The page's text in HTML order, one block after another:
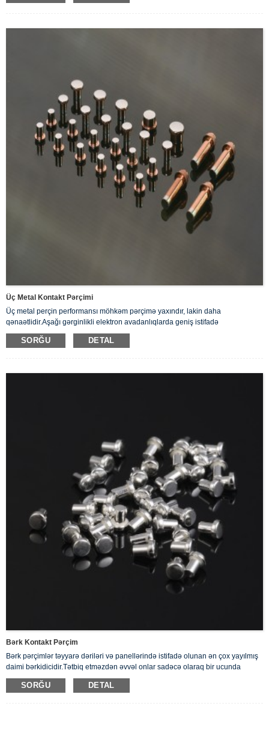
Üç Metal Kontakt Pərçimi
Üç metal perçin performansı möhkəm pərçimə yaxındır, lakin daha
qənaətlidir.Aşağı gərginlikli elektron avadanlıqlarda geniş istifadə
olunur.Məsələn, açarlar, rölelər, kontaktorlar, nəzarətçilər və s.
SORĞU DETAL
Bərk Kontakt Pərçim
Bərk pərçimlər təyyarə dəriləri və panellərində istifadə olunan ən çox yayılmış
daimi bərkidicidir.Tətbiq etməzdən əvvəl onlar sadəcə olaraq bir ucunda
yuvarlaq, yastı başlı hamar mildən ibarətdir. Biz elektrik cərəyanını yaxşı
keçirən Bərk Gümüş Pərçimlərimizi təklif edirik.
SORĞU DETAL